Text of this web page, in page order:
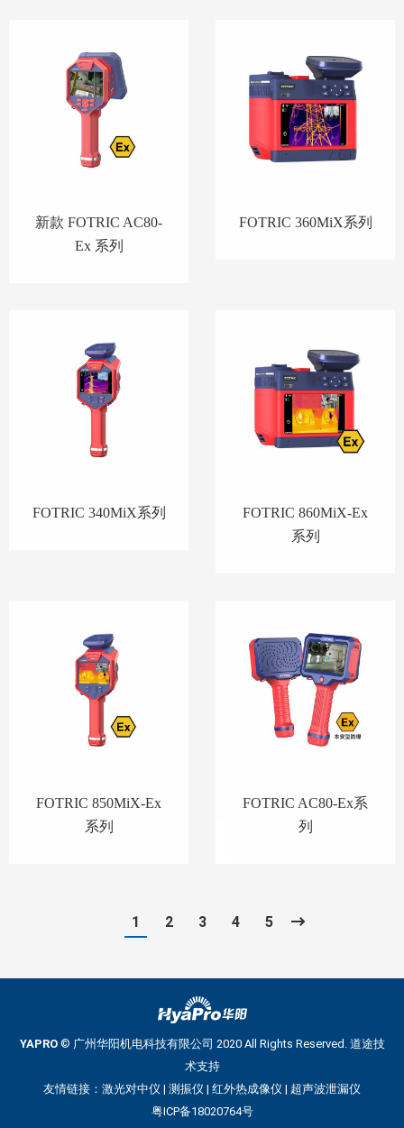
新款 FOTRIC AC80-
Ex 系列
FOTRIC 360MiX系列
FOTRIC 340MiX系列
FOTRIC 860MiX-Ex
系列
FOTRIC 850MiX-Ex
系列
FOTRIC AC80-Ex系
列
1 2 3 4 5
YAPRO© 广州华阳机电科技有限公司 2020 All Rights Reserved. 道途技
术支持
友情链接： 激光对中仪 | 测振仪 | 红外热成像仪 | 超声波泄漏仪
粤ICP备18020764号